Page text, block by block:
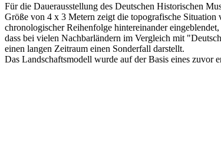
Für die Dauerausstellung des Deutschen Historischen
Größe von 4 x 3 Metern zeigt die topografische
chronologischer Reihenfolge hintereinander
dass bei vielen Nachbarländern im Vergleich mit
einen langen Zeitraum einen Sonderfall darstellt.
Das Landschaftsmodell wurde auf der Basis eines zuvor